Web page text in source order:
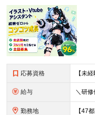
応募資格
給与
勤務地